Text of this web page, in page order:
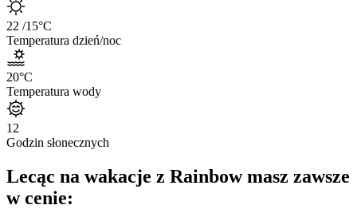
22 /15°C
Temperatura dzień/noc
20°C
Temperatura wody
12
Godzin słonecznych
Lecąc na wakacje z Rainbow masz zawsze
w cenie: